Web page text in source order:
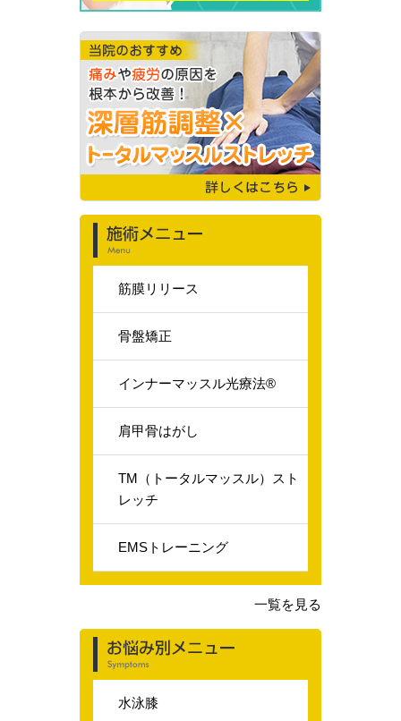
筋膜リリース
骨盤矯正
インナーマッスル光療法®️
肩甲骨はがし
TM（トータルマッスル）スト
レッチ
EMSトレーニング
一覧を見る
水泳膝